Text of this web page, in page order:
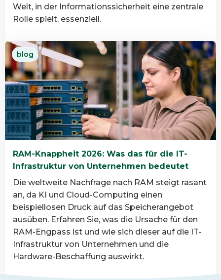
Welt, in der Informationssicherheit eine zentrale
Rolle spielt, essenziell.
Read
more
about
Was
ist
Datenvernichtung
und
warum
sie
wichtig?
blog
RAM-Knappheit 2026: Was das für die IT-
Infrastruktur von Unternehmen bedeutet
Die weltweite Nachfrage nach RAM steigt rasant
an, da KI und Cloud-Computing einen
beispiellosen Druck auf das Speicherangebot
ausüben. Erfahren Sie, was die Ursache für den
RAM-Engpass ist und wie sich dieser auf die IT-
Infrastruktur von Unternehmen und die
Hardware-Beschaffung auswirkt.